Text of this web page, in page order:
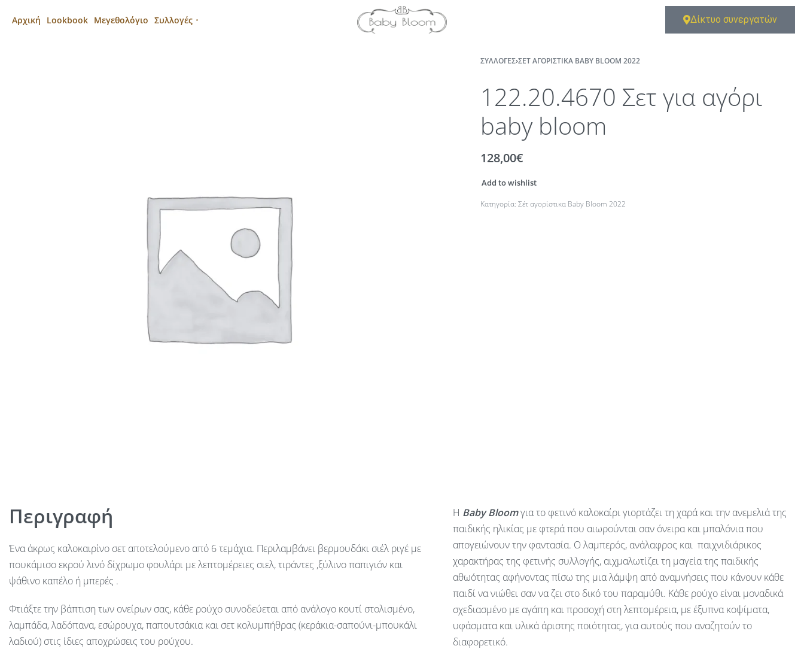
Αρχική Lookbook Μεγεθολόγιο Συλλογές Δίκτυο συνεργατών
ΣΥΛΛΟΓΈΣ›ΣΈΤ ΑΓΟΡΊΣΤΙΚΑ BABY BLOOM 2022
122.20.4670 Σετ για αγόρι
baby bloom
128,00€
Add to wishlist
Κατηγορία:Σέτ αγορίστικα Baby Bloom 2022
Περιγραφή
Ένα άκρως καλοκαιρίνο σετ αποτελούμενο από 6 τεμάχια. Περιλαμβάνει βερμουδάκι σιέλ ριγέ με
πουκάμισο εκρού λινό δίχρωμο φουλάρι με λεπτομέρειες σιελ, τιράντες ,ξύλινο παπιγιόν και
ψάθινο καπέλο ή μπερές .
Φτιάξτε την βάπτιση των ονείρων σας, κάθε ρούχο συνοδεύεται από ανάλογο κουτί στολισμένο,
λαμπάδα, λαδόπανα, εσώρουχα, παπουτσάκια και σετ κολυμπήθρας (κεράκια-σαπούνι-μπουκάλι
λαδιού) στις ίδιες αποχρώσεις του ρούχου.
Η Baby Bloomγια το φετινό καλοκαίρι γιορτάζει τη χαρά και την ανεμελιά της
παιδικής ηλικίας με φτερά που αιωρούνται σαν όνειρα και μπαλόνια που
απογειώνουν την φαντασία. Ο λαμπερός, ανάλαφρος και παιχνιδιάρικος
χαρακτήρας της φετινής συλλογής, αιχμαλωτίζει τη μαγεία της παιδικής
αθωότητας αφήνοντας πίσω της μια λάμψη από αναμνήσεις που κάνουν κάθε
παιδί να νιώθει σαν να ζει στο δικό του παραμύθι. Κάθε ρούχο είναι μοναδικά
σχεδιασμένο με αγάπη και προσοχή στη λεπτομέρεια, με έξυπνα κοψίματα,
υφάσματα και υλικά άριστης ποιότητας, για αυτούς που αναζητούν το
διαφορετικό.